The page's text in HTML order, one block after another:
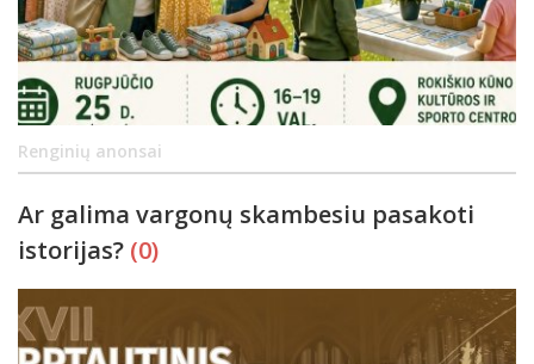
Renginių anonsai
Ar galima vargonų skambesiu pasakoti
istorijas? (0)